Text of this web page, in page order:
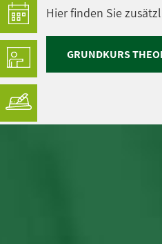
Hier finden Sie
GRUNDKURS